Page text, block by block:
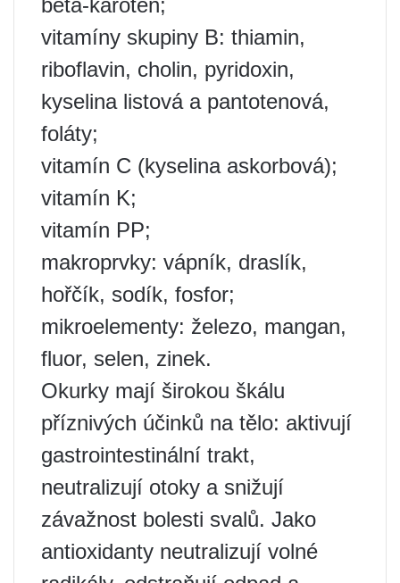
beta-karoten;
vitamíny skupiny B: thiamin,
riboflavin, cholin, pyridoxin,
kyselina listová a pantotenová,
foláty;
vitamín C (kyselina askorbová);
vitamín K;
vitamín PP;
makroprvky: vápník, draslík,
hořčík, sodík, fosfor;
mikroelementy: železo, mangan,
fluor, selen, zinek.
Okurky mají širokou škálu
příznivých účinků na tělo: aktivují
gastrointestinální trakt,
neutralizují otoky a snižují
závažnost bolesti svalů. Jako
antioxidanty neutralizují volné